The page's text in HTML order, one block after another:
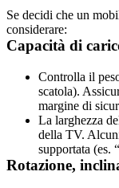
Se decidi che un
considerare:
Capacità di
Controlla il
scatola).
margine di
La larghezza
della TV.
supportata (es.
Rotazione,